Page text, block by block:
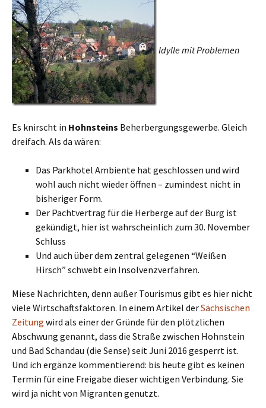
Idylle mit Problemen
Es knirscht in Hohnsteins Beherbergungsgewerbe. Gleich
dreifach. Als da wären:
Das Parkhotel Ambiente hat geschlossen und wird
wohl auch nicht wieder öffnen – zumindest nicht in
bisheriger Form.
Der Pachtvertrag für die Herberge auf der Burg ist
gekündigt, hier ist wahrscheinlich zum 30. November
Schluss
Und auch über dem zentral gelegenen “Weißen
Hirsch” schwebt ein Insolvenzverfahren.
Miese Nachrichten, denn außer Tourismus gibt es hier nicht
viele Wirtschaftsfaktoren. In einem Artikel derSächsischen
Zeitung wird als einer der Gründe für den plötzlichen
Abschwung genannt, dass die Straße zwischen Hohnstein
und Bad Schandau (die Sense) seit Juni 2016 gesperrt ist.
Und ich ergänze kommentierend: bis heute gibt es keinen
Termin für eine Freigabe dieser wichtigen Verbindung. Sie
wird ja nicht von Migranten genutzt.